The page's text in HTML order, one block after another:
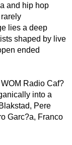
and hip hop
lies a deep
shaped by live
ended
Radio Caf?
into a
Pere
Garc?a, Franco